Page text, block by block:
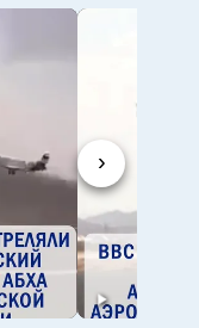
›